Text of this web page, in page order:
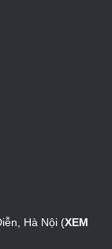
Hà Nội (XEM